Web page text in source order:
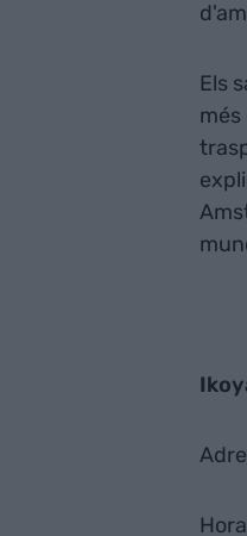
Els